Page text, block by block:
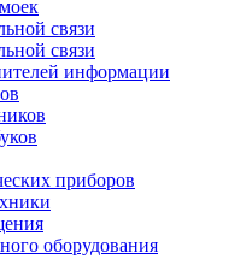
связи
связи
информации
приборов
оборудования